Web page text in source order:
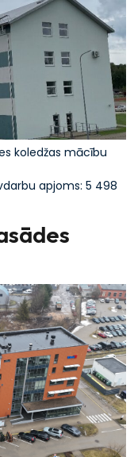
koledžas mācību
apjoms: 5 498